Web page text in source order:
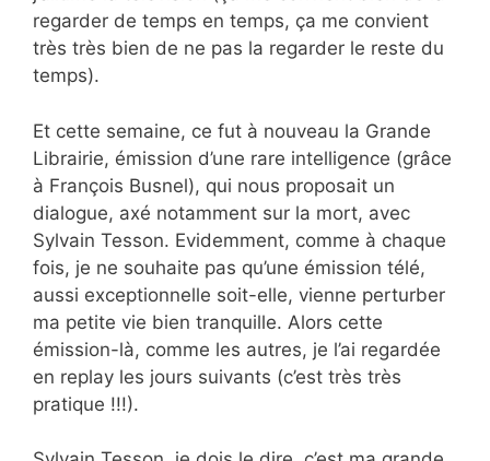
regarder de temps en temps, ça me convient
très très bien de ne pas la regarder le reste du
temps).
Et cette semaine, ce fut à nouveau la Grande
Librairie, émission d’une rare intelligence (grâce
à François Busnel), qui nous proposait un
dialogue, axé notamment sur la mort, avec
Sylvain Tesson. Evidemment, comme à chaque
fois, je ne souhaite pas qu’une émission télé,
aussi exceptionnelle soit-elle, vienne perturber
ma petite vie bien tranquille. Alors cette
émission-là, comme les autres, je l’ai regardée
en replay les jours suivants (c’est très très
pratique !!!).